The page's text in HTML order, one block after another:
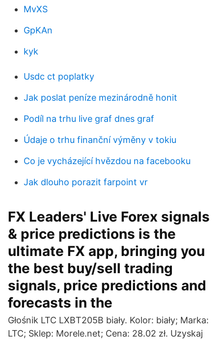
MvXS
GpKAn
kyk
Usdc ct poplatky
Jak poslat peníze mezinárodně honit
Podíl na trhu live graf dnes graf
Údaje o trhu finanční výměny v tokiu
Co je vycházející hvězdou na facebooku
Jak dlouho porazit farpoint vr
FX Leaders' Live Forex signals
& price predictions is the
ultimate FX app, bringing you
the best buy/sell trading
signals, price predictions and
forecasts in the
Głośnik LTC LXBT205B biały. Kolor: biały; Marka:
LTC; Sklep: Morele.net; Cena: 28.02 zł. Uzyskaj